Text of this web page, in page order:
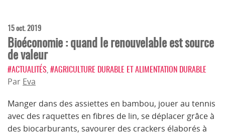
15 oct. 2019
Bioéconomie : quand le renouvelable est source
de valeur
#ACTUALITÉS #AGRICULTURE DURABLE ET ALIMENTATION DURABLE
Par Eva
Manger dans des assiettes en bambou, jouer au tennis
avec des raquettes en fibres de lin, se déplacer grâce à
des biocarburants, savourer des crackers élaborés à